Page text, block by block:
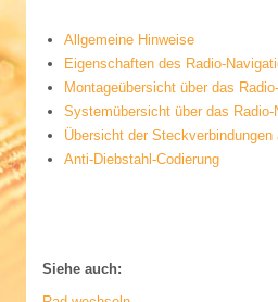
Allgemeine Hinweise
Eigenschaften des Radio-
Montageübersicht über das
Systemübersicht über das
Übersicht der
Anti-Diebstahl-Codierung
Siehe auch: